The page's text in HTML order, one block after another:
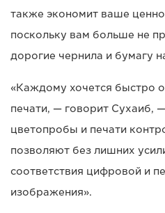
также экономит ваше
поскольку вам больше не
дорогие чернила и бумагу
«Каждому хочется быстро
печати, — говорит Сухаиб,
цветопробы и печати
позволяют без лишних
соответствия цифровой и
изображения».